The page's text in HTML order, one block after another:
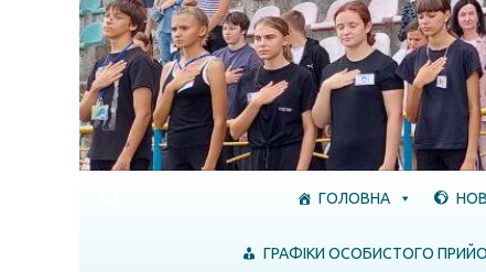
ГОЛОВНА
ГРАФІКИ ОСОБИСТОГО